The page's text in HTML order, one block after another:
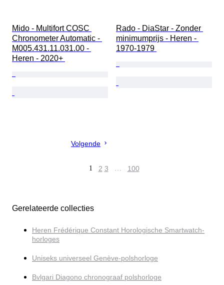
Mido - Multifort COSC
Chronometer Automatic -
M005.431.11.031.00 -
Heren - 2020+
Rado - DiaStar - Zonder
minimumprijs - Heren -
1970-1979
Volgende
1 2 3 … 100
Gerelateerde collecties
Heren Frédérique Constant Horologische Smartwatch-
horloges
Uniseks universeel Genève-polshorloge
Bvlgari Diagono chronograaf polshorloge